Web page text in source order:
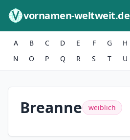
vornamen-weltweit.de
A B C D E F G H
N
O P Q R S T U
Breanne weiblich